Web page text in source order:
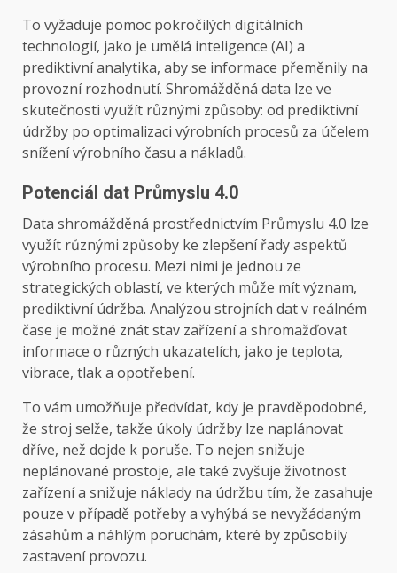
To vyžaduje pomoc pokročilých digitálních
technologií, jako je umělá inteligence (AI) a
prediktivní analytika, aby se informace přeměnily na
provozní rozhodnutí. Shromážděná data lze ve
skutečnosti využít různými způsoby: od prediktivní
údržby po optimalizaci výrobních procesů za účelem
snížení výrobního času a nákladů.
Potenciál dat Průmyslu 4.0
Data shromážděná prostřednictvím Průmyslu 4.0 lze
využít různými způsoby ke zlepšení řady aspektů
výrobního procesu. Mezi nimi je jednou ze
strategických oblastí, ve kterých může mít význam,
prediktivní údržba. Analýzou strojních dat v reálném
čase je možné znát stav zařízení a shromažďovat
informace o různých ukazatelích, jako je teplota,
vibrace, tlak a opotřebení.
To vám umožňuje předvídat, kdy je pravděpodobné,
že stroj selže, takže úkoly údržby lze naplánovat
dříve, než dojde k poruše. To nejen snižuje
neplánované prostoje, ale také zvyšuje životnost
zařízení a snižuje náklady na údržbu tím, že zasahuje
pouze v případě potřeby a vyhýbá se nevyžádaným
zásahům a náhlým poruchám, které by způsobily
zastavení provozu.